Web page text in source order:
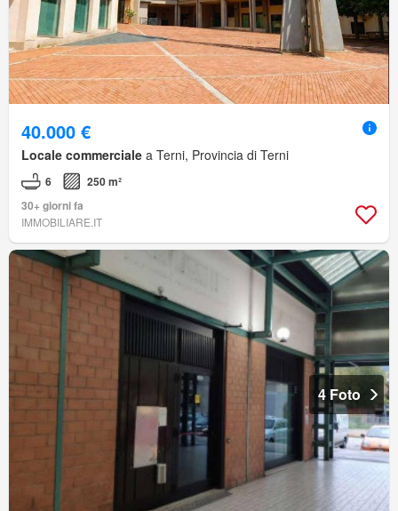
40.000 €
Locale commerciale a Terni, Provincia di Terni
6
250 m²
30+ giorni fa
IMMOBILIARE.IT
4 Foto